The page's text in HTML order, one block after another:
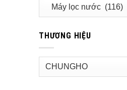
THƯƠNG HIỆU